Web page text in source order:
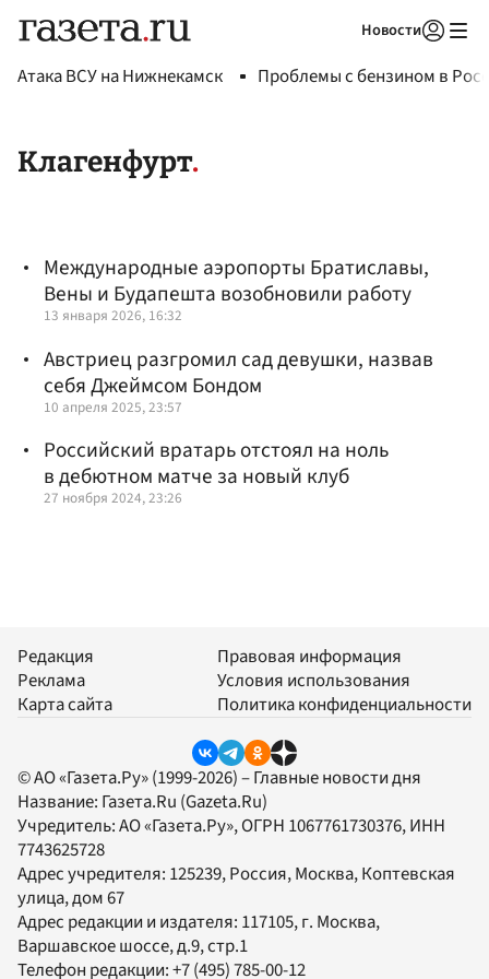
Новости
Атака ВСУ на Нижнекамск Проблемы с бензином в
Клагенфурт
Международные аэропорты Братиславы,
Вены и Будапешта возобновили работу
13 января 2026, 16:32
Австриец разгромил сад девушки, назвав
себя Джеймсом Бондом
10 апреля 2025, 23:57
Российский вратарь отстоял на ноль
в дебютном матче за новый клуб
27 ноября 2024, 23:26
Редакция
Реклама
Карта сайта
Правовая информация
Условия использования
Политика конфиденциальности
© АО «Газета.Ру» (1999-2026) – Главные новости дня
Название: Газета.Ru (Gazeta.Ru)
Учредитель:АО «Газета.Ру», ОГРН 1067761730376, ИНН
7743625728
Адрес учредителя: 125239, Россия, Москва, Коптевская
улица, дом 67
Адрес редакции и издателя: 117105, г. Москва,
Варшавское шоссе, д.9, стр.1
Телефон редакции:+7 (495) 785-00-12